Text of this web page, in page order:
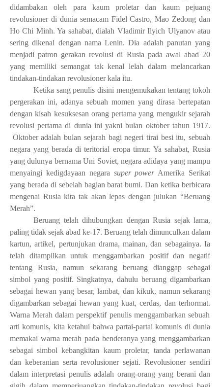
didambakan oleh para kaum proletar dan kaum pejuang
revolusioner di dunia semacam Fidel Castro, Mao Zedong dan
Ho Chi Minh. Ya sahabat, dialah Vladimir Ilyich Ulyanov atau
sering dikenal dengan nama Lenin. Dia adalah panutan yang
menjadi patron gerakan revolusi di Rusia pada awal abad 20
yang memiliki semangat tak kenal lelah dalam melancarkan
tindakan-tindakan revolusioner kala itu.
Ketika sang penulis disini mengemukakan tentang tokoh
pergerakan ini, adanya sebuah momen yang dirasa bertepatan
dengan kisah kesuksesan orang pertama yang mengukir sejarah
revolusi pertama di dunia ini yakni bulan oktober tahun 1917.
Oktober adalah bulan sejarah bagi negeri tirai besi itu, sebuah
negara yang berada di teritorial eropa timur. Ya sahabat, Rusia
yang dulunya bernama Uni Soviet, negara adidaya yang mampu
menyaingi kedigdayaan negara super powerAmerika Serikat
yang berada di sebelah bagian barat bumi. Dan ketika berbicara
mengenai Rusia kita tak akan lepas dengan julukan “Beruang
Merah”.
Beruang telah dihubungkan dengan Rusia sejak lama,
paling tidak sejak abad ke-17. Beruang telah dimunculkan dalam
kartun, artikel, pertunjukan drama, mainan, dan sebagainya. Ia
telah ditampilkan untuk menggambarkan positif dan negatif
tentang Rusia, namun sekarang beruang dianggap sebagai
simbol yang positif. Singkatnya, dahulu beruang digambarkan
sebagai hewan yang besar, lambat, dan kikuk, namun sekarang
digambarkan sebagai hewan yang kuat, cerdas, dan terhormat.
Warna Merah dalam perspektif penulis menggambarkan sebuah
arti komunis, kita ketahui bahwa partai-partai komunis di dunia
memakai warna merah pada benderanya yang menggambarkan
sebagai simbol kebangkitan kaum proletar, tanda perlawanan
dan keberanian serta revolusioner sejati. Revolusioner sendiri
dalam interpretasi penulis adalah orang-orang yang berani dan